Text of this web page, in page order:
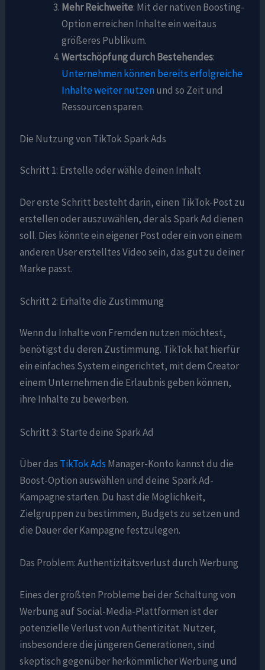
Mehr Reichweite: Mit der nativen Boosting-
Option erreichen Inhalte ein weitaus
größeres Publikum.
Wertschöpfung durch Bestehendes:
Unternehmen können bereits erfolgreiche
Inhalte weiter nutzenund so Zeit und
Ressourcen sparen.
Die Nutzung von TikTok Spark Ads
Schritt 1: Erstelle oder wähle deinen Inhalt
Der erste Schritt besteht darin, einen TikTok-Post zu
erstellen oder auszuwählen, der als Spark Ad dienen
soll. Dies könnte ein eigener Post oder ein von einem
anderen User erstelltes Video sein, das gut zu deiner
Marke passt.
Schritt 2: Erhalte die Zustimmung
Wenn du Inhalte von Fremden nutzen möchtest,
benötigst du deren Zustimmung. TikTok hat hierfür
ein einfaches System eingerichtet, mit dem Creator
einem Unternehmen die Erlaubnis geben können,
ihre Inhalte zu bewerben.
Schritt 3: Starte deine Spark Ad
Über das TikTok Ads Manager-Konto kannst du die
Boost-Option auswählen und deine Spark Ad-
Kampagne starten. Du hast die Möglichkeit,
Zielgruppen zu bestimmen, Budgets zu setzen und
die Dauer der Kampagne festzulegen.
Das Problem: Authentizitätsverlust durch Werbung
Eines der größten Probleme bei der Schaltung von
Werbung auf Social-Media-Plattformen ist der
potenzielle Verlust von Authentizität. Nutzer,
insbesondere die jüngeren Generationen, sind
skeptisch gegenüber herkömmlicher Werbung und